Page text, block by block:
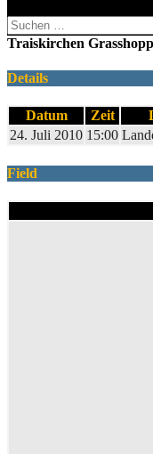
Suchen
nach:
Traiskirchen
Details
Datum Zeit
24. Juli 2010 15:00
Field